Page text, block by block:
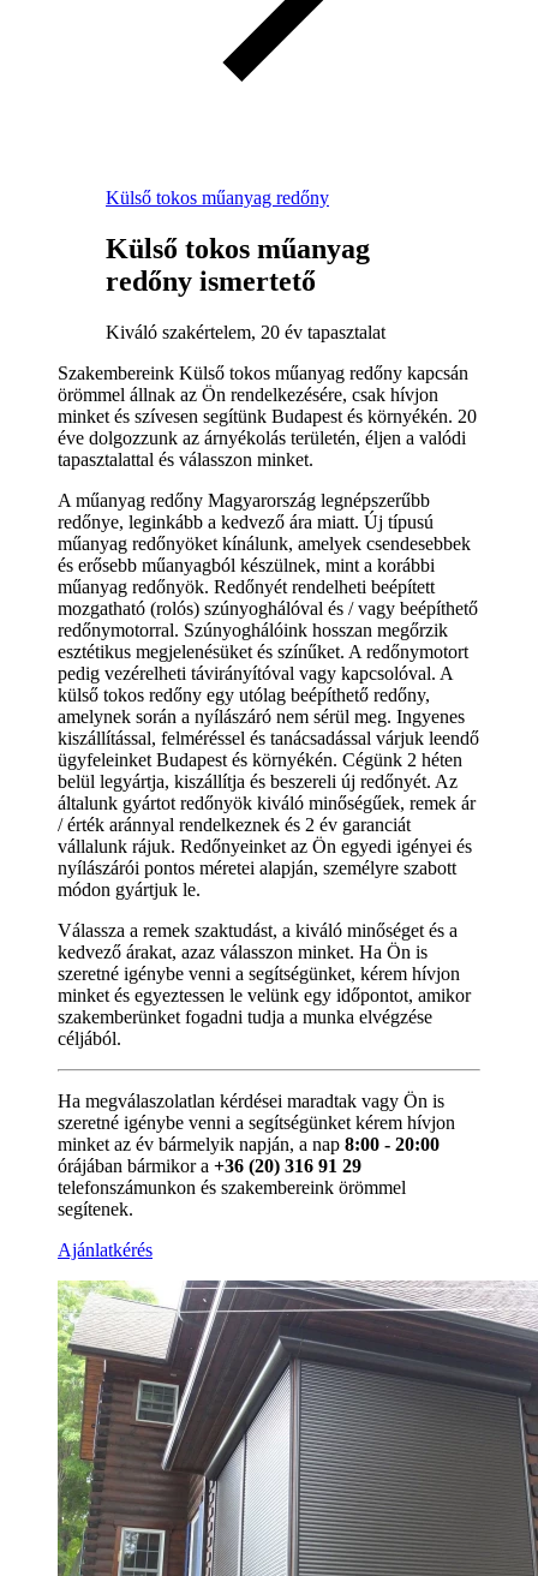
Külső tokos műanyag redőny
Külső tokos műanyag
redőny ismertető
Kiváló szakértelem, 20 év tapasztalat
Szakembereink Külső tokos műanyag redőny kapcsán
örömmel állnak az Ön rendelkezésére, csak hívjon
minket és szívesen segítünk Budapest és környékén. 20
éve dolgozzunk az árnyékolás területén, éljen a valódi
tapasztalattal és válasszon minket.
A műanyag redőny Magyarország legnépszerűbb
redőnye, leginkább a kedvező ára miatt. Új típusú
műanyag redőnyöket kínálunk, amelyek csendesebbek
és erősebb műanyagból készülnek, mint a korábbi
műanyag redőnyök. Redőnyét rendelheti beépített
mozgatható (rolós) szúnyoghálóval és / vagy beépíthető
redőnymotorral. Szúnyoghálóink hosszan megőrzik
esztétikus megjelenésüket és színűket. A redőnymotort
pedig vezérelheti távirányítóval vagy kapcsolóval. A
külső tokos redőny egy utólag beépíthető redőny,
amelynek során a nyílászáró nem sérül meg. Ingyenes
kiszállítással, felméréssel és tanácsadással várjuk leendő
ügyfeleinket Budapest és környékén. Cégünk 2 héten
belül legyártja, kiszállítja és beszereli új redőnyét. Az
általunk gyártot redőnyök kiváló minőségűek, remek ár
/ érték aránnyal rendelkeznek és 2 év garanciát
vállalunk rájuk. Redőnyeinket az Ön egyedi igényei és
nyílászárói pontos méretei alapján, személyre szabott
módon gyártjuk le.
Válassza a remek szaktudást, a kiváló minőséget és a
kedvező árakat, azaz válasszon minket. Ha Ön is
szeretné igénybe venni a segítségünket, kérem hívjon
minket és egyeztessen le velünk egy időpontot, amikor
szakemberünket fogadni tudja a munka elvégzése
céljából.
Ha megválaszolatlan kérdései maradtak vagy Ön is
szeretné igénybe venni a segítségünket kérem hívjon
minket az év bármelyik napján, a nap 8:00 - 20:00
órájában bármikor a +36 (20) 316 91 29
telefonszámunkon és szakembereink örömmel
segítenek.
Ajánlatkérés